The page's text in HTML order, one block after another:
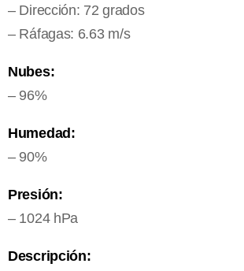
– Dirección: 72 grados
– Ráfagas: 6.63 m/s
Nubes:
– 96%
Humedad:
– 90%
Presión:
– 1024 hPa
Descripción: